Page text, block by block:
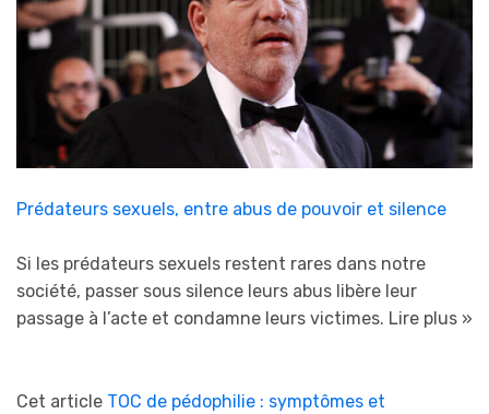
Prédateurs sexuels, entre abus de pouvoir et silence
Si les prédateurs sexuels restent rares dans notre
société, passer sous silence leurs abus libère leur
passage à l’acte et condamne leurs victimes. Lire plus »
Cet article TOC de pédophilie : symptômes et